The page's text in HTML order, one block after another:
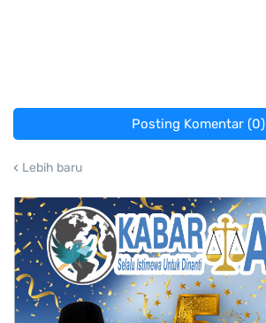
Posting Komentar (0)
Lebih baru